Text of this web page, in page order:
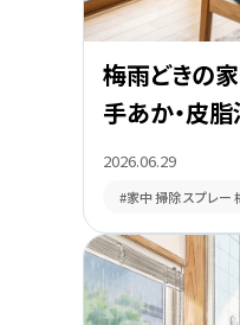
2026.06.29
梅雨どきの
手あか・皮
#家中 掃除 スプレー